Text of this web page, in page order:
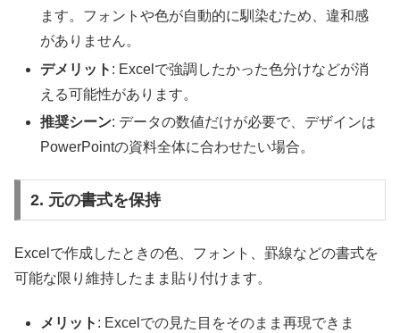
ます。フォントや色が自動的に馴染むため、違和感
がありません。
デメリット : Excelで強調したかった色分けなどが消
える可能性があります。
推奨シーン: データの数値だけが必要で、デザインは
PowerPointの資料全体に合わせたい場合。
2. 元の書式を保持
Excelで作成したときの色、フォント、罫線などの書式を
可能な限り維持したまま貼り付けます。
メリット : Excelでの見た目をそのまま再現できま